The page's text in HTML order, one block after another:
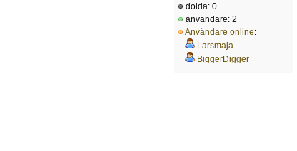
dolda: 0
användare: 2
Användare online:
Larsmaja
BiggerDigger